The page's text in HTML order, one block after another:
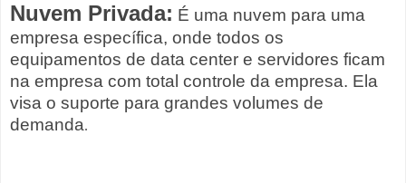
Nuvem Privada: É uma nuvem para uma
empresa específica, onde todos os
equipamentos de data center e servidores ficam
na empresa com total controle da empresa. Ela
visa o suporte para grandes volumes de
demanda.